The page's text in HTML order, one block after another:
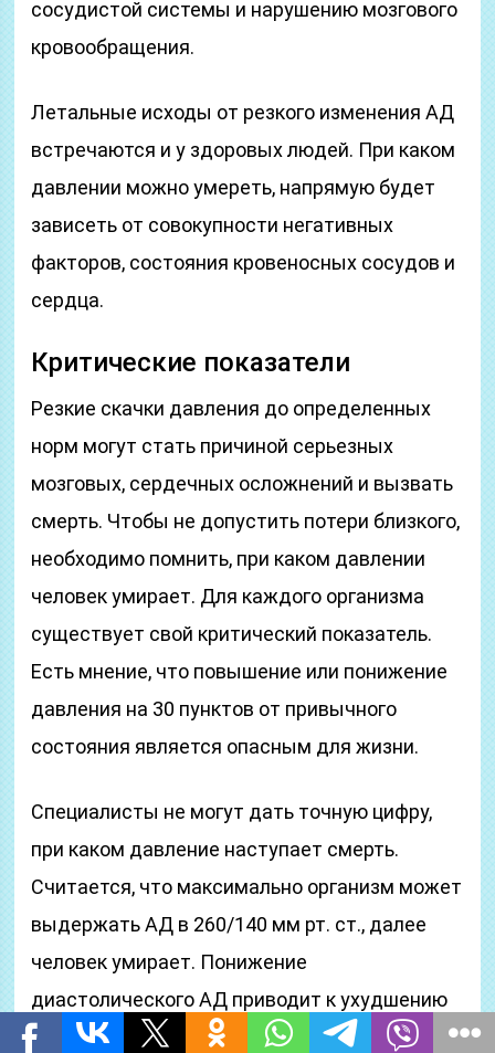
сосудистой системы и нарушению мозгового
кровообращения.
Летальные исходы от резкого изменения АД
встречаются и у здоровых людей. При каком
давлении можно умереть, напрямую будет
зависеть от совокупности негативных
факторов, состояния кровеносных сосудов и
сердца.
Критические показатели
Резкие скачки давления до определенных
норм могут стать причиной серьезных
мозговых, сердечных осложнений и вызвать
смерть. Чтобы не допустить потери близкого,
необходимо помнить, при каком давлении
человек умирает. Для каждого организма
существует свой критический показатель.
Есть мнение, что повышение или понижение
давления на 30 пунктов от привычного
состояния является опасным для жизни.
Специалисты не могут дать точную цифру,
при каком давление наступает смерть.
Считается, что максимально организм может
выдержать АД в 260/140 мм рт. ст., далее
человек умирает. Понижение
диастолического АД приводит к ухудшению
кровообращения. Результатом может стать